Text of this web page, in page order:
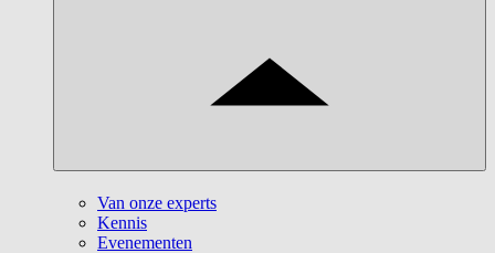
Van onze experts
Kennis
Evenementen